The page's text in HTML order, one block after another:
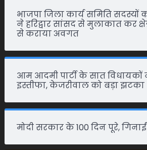
भाजपा जिला कार्य समिति सदस्यों
ने हरिद्वार सांसद से मुलाकात कर
से कराया अवगत
आम आदमी पार्टी के सात विधायकों ने
इस्तीफा, केजरीवाल को बड़ा झटका
मोदी सरकार के 100 दिन पूरे,